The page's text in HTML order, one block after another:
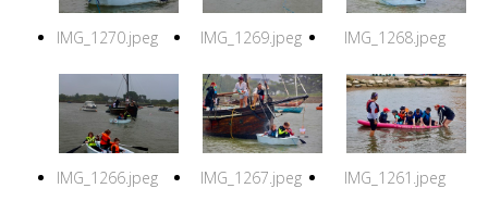
IMG_1270.jpeg IMG_1269.jpeg IMG_1268.jpeg
IMG_1266.jpeg IMG_1267.jpeg IMG_1261.jpeg